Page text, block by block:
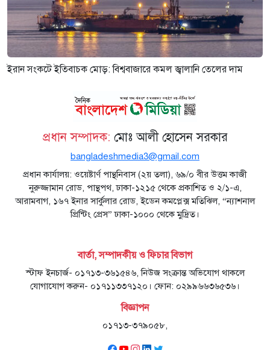
ইরান সংকটে ইতিবাচক মোড়: বিশ্ববাজারে কমল জ্বালানি তেলের দাম
প্রধান সম্পাদক: মোঃ আলী হোসেন সরকার
bangladeshmedia3@gmail.com
প্রধান কার্যালয়: ওয়েষ্টার্ণ পান্থনিবাস (২য় তলা), ৬৯/০ বীর উত্তম কাজী
নুরুজ্জামান রোড, পান্থপথ, ঢাকা-১২১৫ থেকে প্রকাশিত ও ২/১-এ,
আরামবাগ, ১৬৭ ইনার সার্কুলার রোড, ইডেন কমপ্লেক্স মতিঝিল, “ন্যাশনাল
প্রিন্টিং প্রেস” ঢাকা-১০০০ থেকে মুদ্রিত।
বার্তা, সম্পাদকীয় ও ফিচার বিভাগ
স্টাফ ইনচার্জ- ০১৭১৩-৩৬১৫৪৬, নিউজ সংক্রান্ত অভিযোগ থাকলে
যোগাযোগ করুন- ০১৭১১৩৩৭১২০। ফোন: ০২৯৯৬৬৩৬৫৩৬।
বিজ্ঞাপন
০১৭১৩-৩৭৯০৫৮,